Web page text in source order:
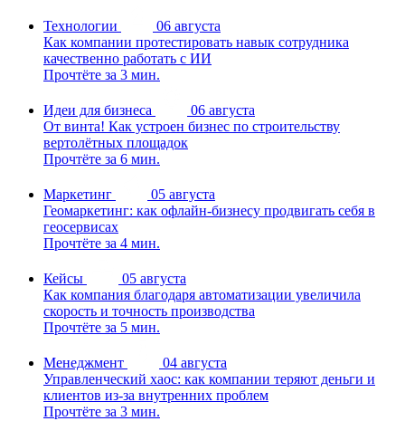
Технологии
06 августа
Как компании протестировать навык сотрудника
качественно работать с ИИ
Прочтёте за 3 мин.
Идеи для бизнеса
06 августа
От винта! Как устроен бизнес по строительству
вертолётных площадок
Прочтёте за 6 мин.
Маркетинг
05 августа
Геомаркетинг: как офлайн-бизнесу продвигать себя в
геосервисах
Прочтёте за 4 мин.
Кейсы
05 августа
Как компания благодаря автоматизации увеличила
скорость и точность производства
Прочтёте за 5 мин.
Менеджмент
04 августа
Управленческий хаос: как компании теряют деньги и
клиентов из-за внутренних проблем
Прочтёте за 3 мин.